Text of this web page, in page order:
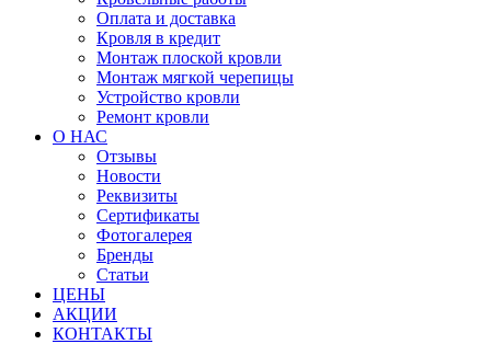
Оплата и доставка
Кровля в кредит
Монтаж плоской кровли
Монтаж мягкой черепицы
Устройство кровли
Ремонт кровли
О НАС
Отзывы
Новости
Реквизиты
Сертификаты
Фотогалерея
Бренды
Статьи
ЦЕНЫ
АКЦИИ
КОНТАКТЫ